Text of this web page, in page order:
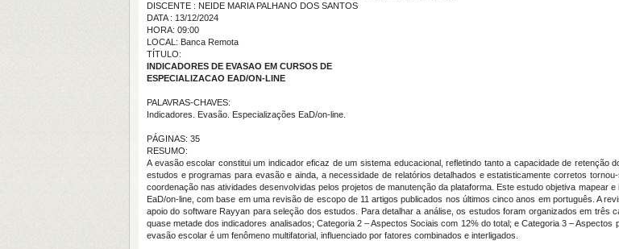
DISCENTE : NEIDE MARIA PALHANO DOS SANTOS
DATA : 13/12/2024
HORA: 09:00
LOCAL: Banca Remota
TÍTULO:
INDICADORES DE EVASAO EM CURSOS DE
ESPECIALIZACAO EAD/ON-LINE
PALAVRAS-CHAVES:
Indicadores. Evasão. Especializações EaD/on-line.
PÁGINAS: 35
RESUMO:
A evasão escolar constitui um indicador eficaz de um sistema educacional, refletindo tanto a capacidade de retenção
estudos e programas para evasão e ainda, a necessidade de relatórios detalhados e estatisticamente corretos
coordenação nas atividades desenvolvidas pelos projetos de manutenção da plataforma. Este estudo objetiva mapear
EaD/on-line, com base em uma revisão de escopo de 11 artigos publicados nos últimos cinco anos em português. A
apoio do software Rayyan para seleção dos estudos. Para detalhar a análise, os estudos foram organizados em três
quase metade dos indicadores analisados; Categoria 2 – Aspectos Sociais com 12% do total; e Categoria 3 –
evasão escolar é um fenômeno multifatorial, influenciado por fatores combinados e interligados.